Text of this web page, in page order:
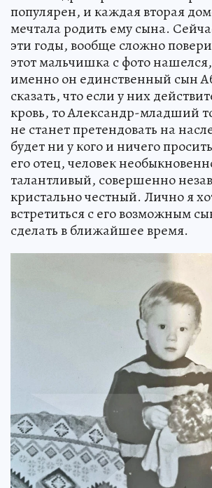
популярен, и каждая вторая
мечтала родить ему сына.
эти годы, вообще сложно
этот мальчишка с фото
именно он единственный сын
сказать, что если у них
кровь, то Александр-младший
не станет претендовать на
будет ни у кого и ничего
его отец, человек
талантливый, совершенно
кристально честный. Лично я
встретиться с его возможным
сделать в ближайшее время.